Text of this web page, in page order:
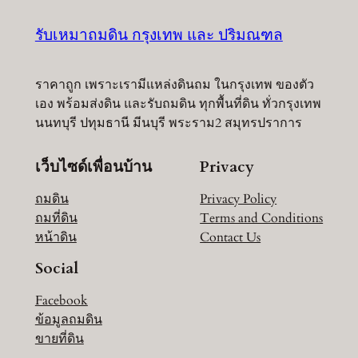
รับเหมาถมดิน กรุงเทพ และ ปริมณฑล
ราคาถูก เพราะเรามีแหล่งดินถม ในกรุงเทพ ของตัว
เอง พร้อมส่งดิน และรับถมดิน ทุกพื้นที่ดิน ทั่วกรุงเทพ
นนทบุรี ปทุมธานี มีนบุรี พระราม2 สมุทรปราการ
เว็บไซด์เพื่อนบ้าน
ถมดิน
ถมที่ดิน
หน้าดิน
Privacy
Privacy Policy
Terms and Conditions
Contact Us
Social
Facebook
ข้อมูลถมดิน
ขายที่ดิน